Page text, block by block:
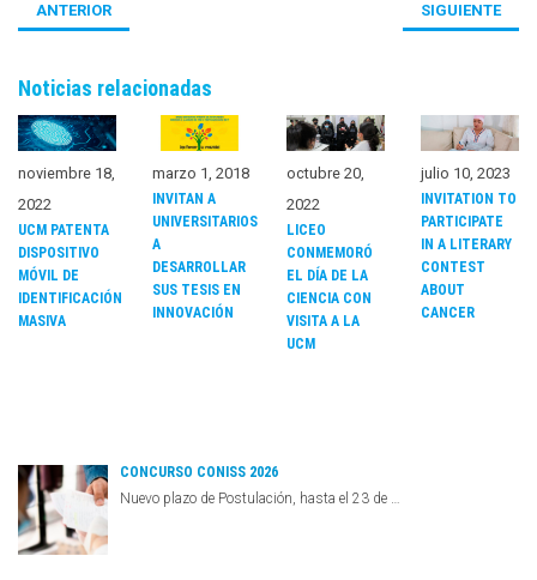
ANTERIOR SIGUIENTE
Noticias relacionadas
noviembre 18,
2022
UCM PATENTA
DISPOSITIVO
MÓVIL DE
IDENTIFICACIÓN
MASIVA
marzo 1, 2018
INVITAN A
UNIVERSITARIOS
A
DESARROLLAR
SUS TESIS EN
INNOVACIÓN
octubre 20,
2022
LICEO
CONMEMORÓ
EL DÍA DE LA
CIENCIA CON
VISITA A LA
UCM
julio 10, 2023
INVITATION TO
PARTICIPATE
IN A LITERARY
CONTEST
ABOUT
CANCER
CONCURSO CONISS 2026
Nuevo plazo de Postulación, hasta el 23 de …